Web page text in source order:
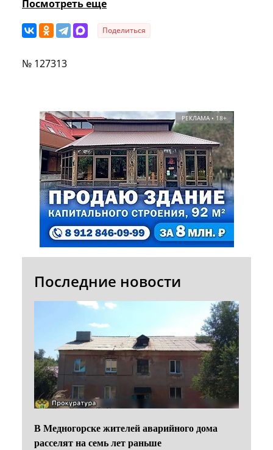
Посмотреть еще
Поделиться
№ 127313
РЕКЛАМА • 18+
Последние новости
В Медногорске жителей аварийного дома
расселят на семь лет раньше